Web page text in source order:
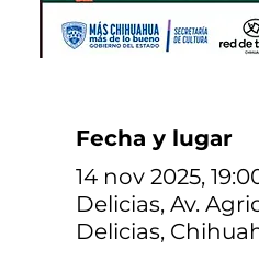
Fecha y lugar
14 nov 2025,
Delicias, Av.
Delicias,